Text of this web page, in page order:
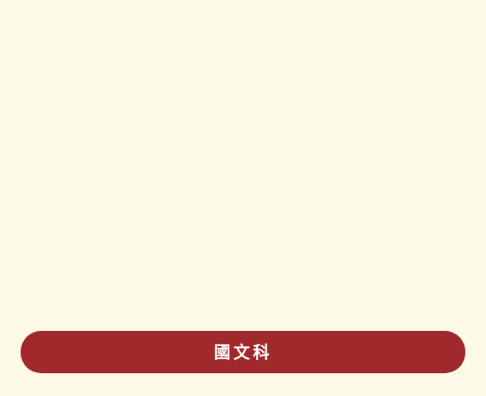
國文科